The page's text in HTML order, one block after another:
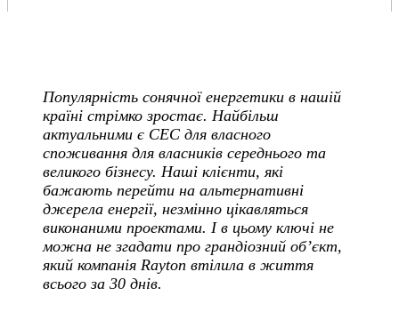
Популярність сонячної енергетики в нашій
країні стрімко зростає. Найбільш
актуальними є СЕС для власного
споживання для власників середнього та
великого бізнесу. Наші клієнти, які
бажають перейти на альтернативні
джерела енергії, незмінно цікавляться
виконаними проектами. І в цьому ключі не
можна не згадати про грандіозний об’єкт,
який компанія Rayton втілила в життя
всього за 30 днів.